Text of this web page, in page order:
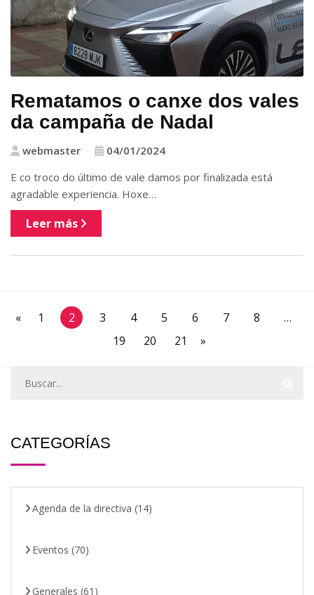
Rematamos o canxe dos vales
da campaña de Nadal
webmaster
04/01/2024
E co troco do último de vale damos por finalizada está
agradable experiencia. Hoxe…
Leer más
« 1 2 3 4 5 6 7 8
…
19
20 21 »
CATEGORÍAS
Agenda de la directiva (14)
Eventos (70)
Generales (61)